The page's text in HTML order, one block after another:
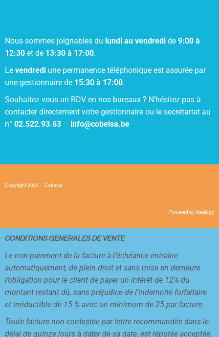
Nous sommes joignables du lundi au vendredi de 9:00 à
12:30 et de 13:30 à 17:00.
Le vendredi une permanence téléphonique est assurée par
une gestionnaire de 15:30 à 17:00.
Souhaitez-vous un RDV en nos bureaux ? N’hésitez pas à
contacter directement votre gestionnaire ou le secrétariat au
n° 02.522.93.63 – info@cobelsa.be
Copyright 2021 – Cobelsa
Powered by Idealogy
CONDITIONS GENERALES DE VENTE
Le non-paiement de la facture à l’échéance entraîne
automatiquement, de plein droit et sans mise en demeure
l’obligation pour le client de payer un intérêt de 12% du
montant restant dû, sans préjudice de l’indemnité forfaitaire
et irréductible de 15 % avec un minimum de 25 par facture.
Toute facture non contestée par lettre recommandée dans le
délai de quinze jours à dater de sa date, est réputée acceptée.